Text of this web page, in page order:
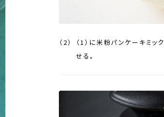
（1）に米粉パンケーキミッ
せる。